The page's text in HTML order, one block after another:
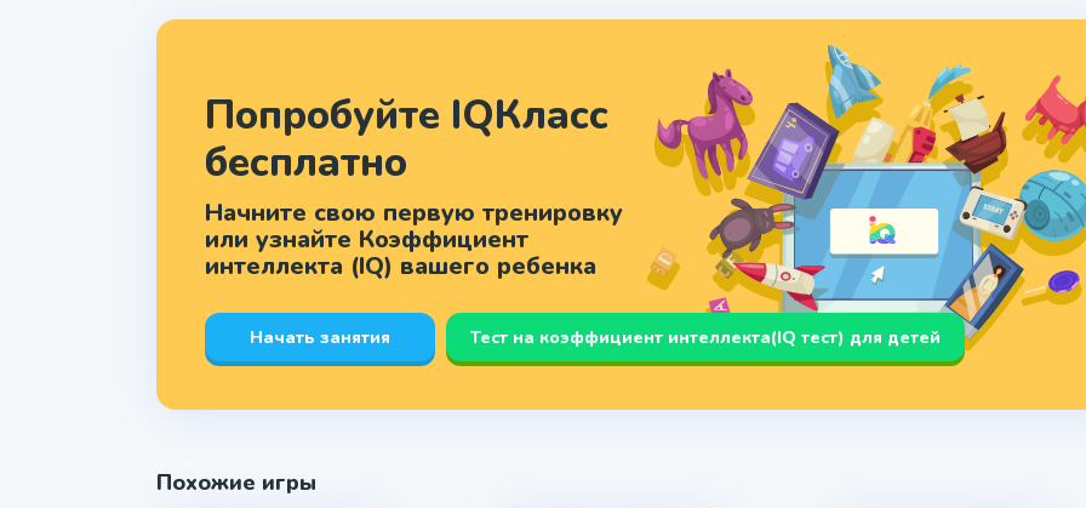
Попробуйте IQКласс
бесплатно
Начните свою первую тренировку
или узнайте Коэффициент
интеллекта (IQ) вашего ребенка
Начать занятия Тест на коэффициент интеллекта(IQ тест) для детей
Похожие игры